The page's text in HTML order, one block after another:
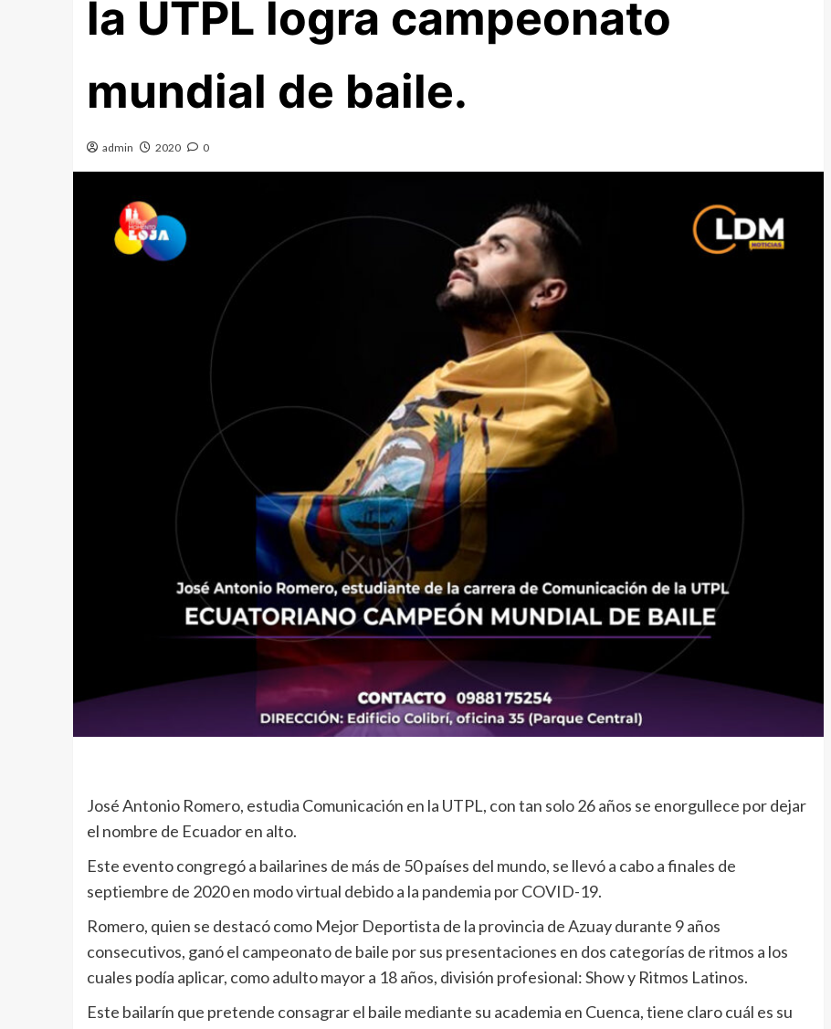
la UTPL logra campeonato
mundial de baile.
admin 2020 0
José Antonio Romero, estudia Comunicación en la UTPL, con tan solo 26 años se enorgullece por dejar
el nombre de Ecuador en alto.
Este evento congregó a bailarines de más de 50 países del mundo, se llevó a cabo a finales de
septiembre de 2020 en modo virtual debido a la pandemia por COVID-19.
Romero, quien se destacó como Mejor Deportista de la provincia de Azuay durante 9 años
consecutivos, ganó el campeonato de baile por sus presentaciones en dos categorías de ritmos a los
cuales podía aplicar, como adulto mayor a 18 años, división profesional: Show y Ritmos Latinos.
Este bailarín que pretende consagrar el baile mediante su academia en Cuenca, tiene claro cuál es su